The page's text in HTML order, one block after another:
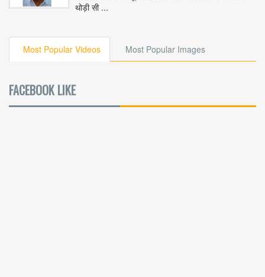
थोड़ी सी ...
Most Popular Videos Most Popular Images
FACEBOOK LIKE